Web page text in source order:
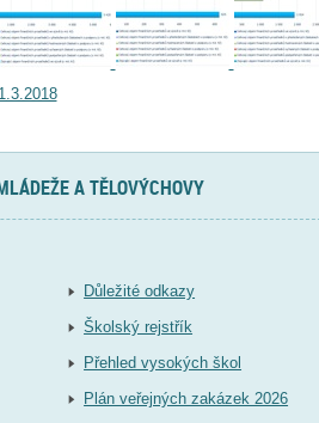
A TĚLOVÝCHOVY
Důležité odkazy
Školský rejstřík
Přehled vysokých škol
Plán veřejných zakázek 2026